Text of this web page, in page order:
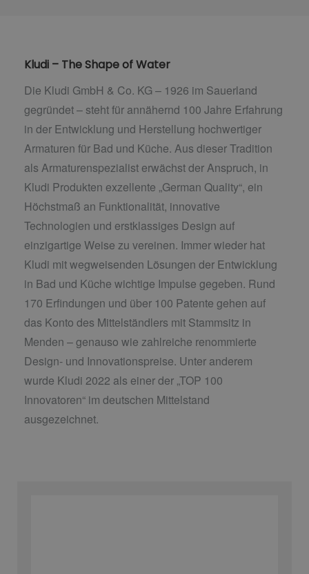
Kludi – The Shape of Water
Die Kludi GmbH & Co. KG – 1926 im Sauerland
gegründet – steht für annähernd 100 Jahre Erfahrung
in der Entwicklung und Herstellung hochwertiger
Armaturen für Bad und Küche. Aus dieser Tradition
als Armaturenspezialist erwächst der Anspruch, in
Kludi Produkten exzellente „German Quality“, ein
Höchstmaß an Funktionalität, innovative
Technologien und erstklassiges Design auf
einzigartige Weise zu vereinen. Immer wieder hat
Kludi mit wegweisenden Lösungen der Entwicklung
in Bad und Küche wichtige Impulse gegeben. Rund
170 Erfindungen und über 100 Patente gehen auf
das Konto des Mittelständlers mit Stammsitz in
Menden – genauso wie zahlreiche renommierte
Design- und Innovationspreise. Unter anderem
wurde Kludi 2022 als einer der „TOP 100
Innovatoren“ im deutschen Mittelstand
ausgezeichnet.